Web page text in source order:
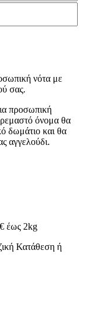
νότα με
σας.
προσωπική
όνομα θα
δωμάτιο και θα
αγγελούδι.
έως 2kg
Κατάθεση ή